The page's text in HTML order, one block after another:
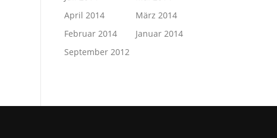
April 2014
März 2014
Februar 2014
Januar 2014
September 2012